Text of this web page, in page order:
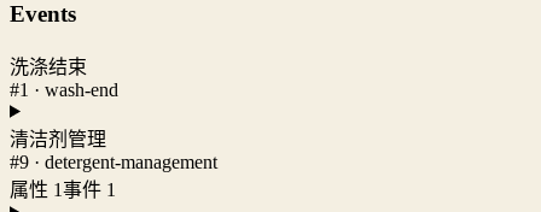
Events
洗涤结束
#1 · wash-end
清洁剂管理
#9 · detergent-management
属性 1事件 1